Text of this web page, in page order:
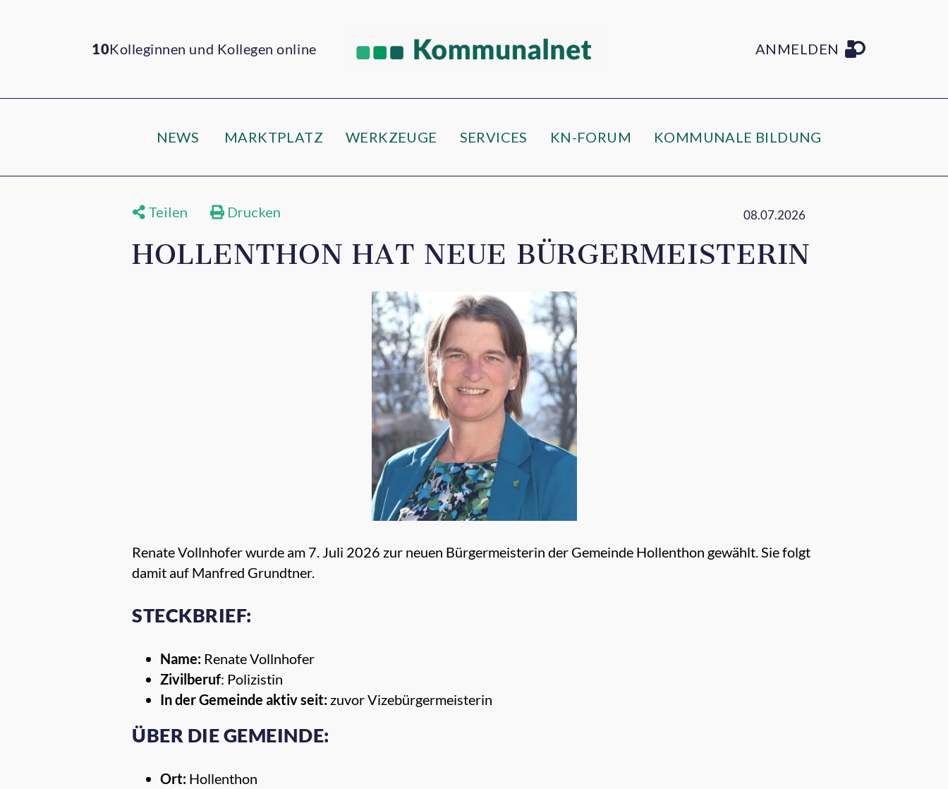
10Kolleginnen und Kollegen online ANMELDEN
NEWS MARKTPLATZ WERKZEUGE SERVICES KN-FORUM KOMMUNALE BILDUNG
Teilen Drucken 08.07.2026
HOLLENTHON HAT NEUE BÜRGERMEISTERIN
Renate Vollnhofer wurde am 7. Juli 2026 zur neuen Bürgermeisterin der Gemeinde Hollenthon gewählt. Sie folgt
damit auf Manfred Grundtner.
STECKBRIEF:
Name: Renate Vollnhofer
Zivilberuf: Polizistin
In der Gemeinde aktiv seit: zuvor Vizebürgermeisterin
ÜBER DIE GEMEINDE:
Ort: Hollenthon